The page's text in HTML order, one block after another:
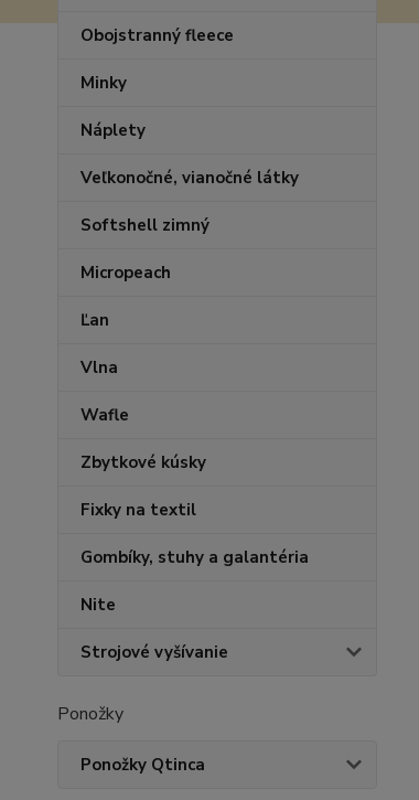
Obojstranný fleece
Minky
Náplety
Veľkonočné, vianočné látky
Softshell zimný
Micropeach
Ľan
Vlna
Wafle
Zbytkové kúsky
Fixky na textil
Gombíky, stuhy a galantéria
Nite
Strojové vyšívanie
Ponožky
Ponožky Qtinca